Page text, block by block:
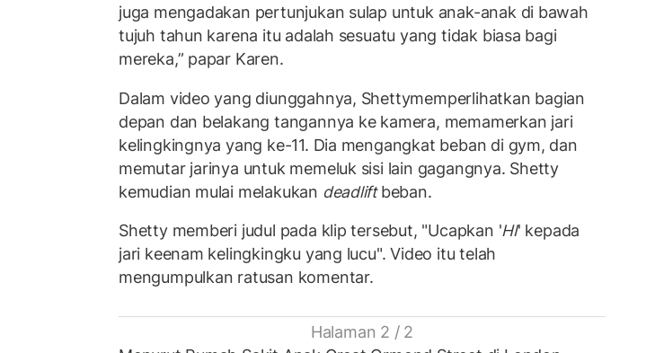
juga mengadakan pertunjukan sulap untuk anak-anak di bawah
tujuh tahun karena itu adalah sesuatu yang tidak biasa bagi
mereka,” papar Karen.
Dalam video yang diunggahnya, Shettymemperlihatkan bagian
depan dan belakang tangannya ke kamera, memamerkan jari
kelingkingnya yang ke-11. Dia mengangkat beban di gym, dan
memutar jarinya untuk memeluk sisi lain gagangnya. Shetty
kemudian mulai melakukan deadliftbeban.
Shetty memberi judul pada klip tersebut, "Ucapkan 'HI' kepada
jari keenam kelingkingku yang lucu". Video itu telah
mengumpulkan ratusan komentar.
Halaman 2 / 2